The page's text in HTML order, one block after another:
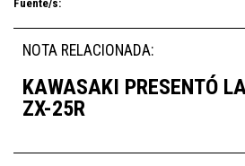
Fuente/s:
NOTA RELACIONADA:
KAWASAKI PRESENTÓ
ZX-25R